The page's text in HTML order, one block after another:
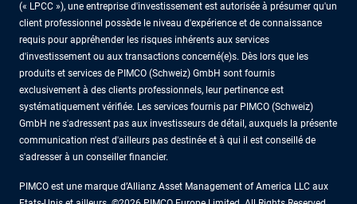
(« LPCC »), une entreprise d'investissement est autorisée à présumer qu'un
client professionnel possède le niveau d'expérience et de connaissance
requis pour appréhender les risques inhérents aux services
d'investissement ou aux transactions concerné(e)s. Dès lors que les
produits et services de PIMCO (Schweiz) GmbH sont fournis
exclusivement à des clients professionnels, leur pertinence est
systématiquement vérifiée. Les services fournis par PIMCO (Schweiz)
GmbH ne s'adressent pas aux investisseurs de détail, auxquels la présente
communication n'est d'ailleurs pas destinée et à qui il est conseillé de
s'adresser à un conseiller financier.
PIMCO est une marque d’Allianz Asset Management of America LLC aux